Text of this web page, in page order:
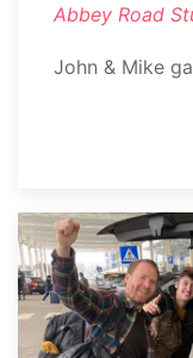
Abbey Road
John & Mike